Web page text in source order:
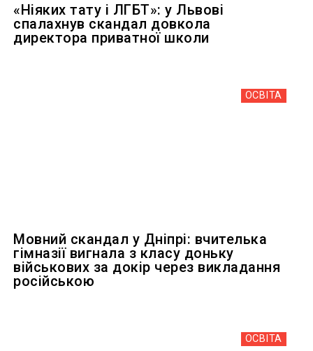
«Ніяких тату і ЛГБТ»: у Львові
спалахнув скандал довкола
директора приватної школи
ОСВІТА
Мовний скандал у Дніпрі: вчителька
гімназії вигнала з класу доньку
військових за докір через викладання
російською
ОСВІТА